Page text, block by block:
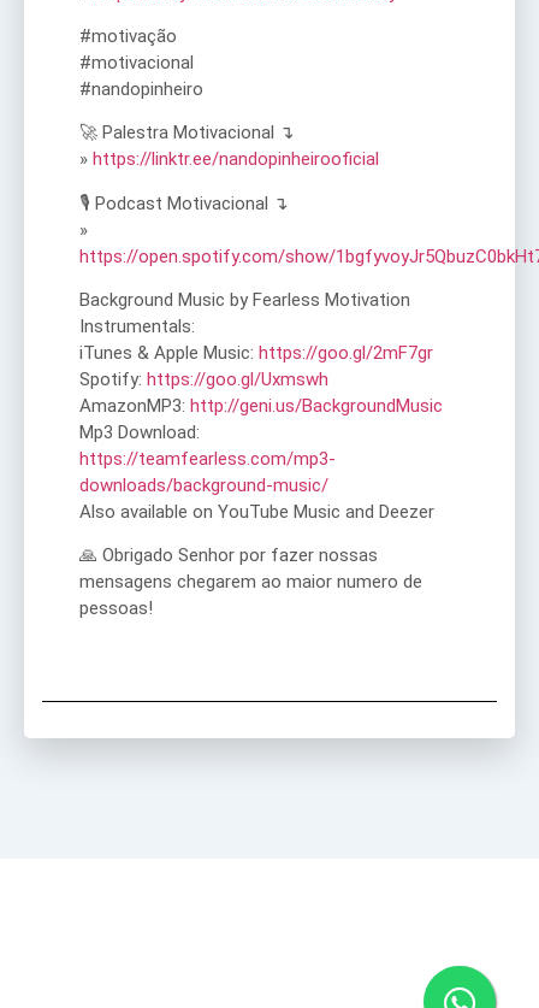
#motivação
#motivacional
#nandopinheiro
🚀 Palestra Motivacional ↴
» https://linktr.ee/nandopinheirooficial
🎙️ Podcast Motivacional ↴
»
https://open.spotify.com/show/
Background Music by Fearless Motivation
Instrumentals:
iTunes & Apple Music: https://goo.gl/2mF7gr
Spotify: https://goo.gl/Uxmswh
AmazonMP3: http://geni.us/BackgroundMusic
Mp3 Download:
https://teamfearless.com/mp3-
downloads/background-music/
Also available on YouTube Music and Deezer
🙏 Obrigado Senhor por fazer nossas
mensagens chegarem ao maior numero de
pessoas!